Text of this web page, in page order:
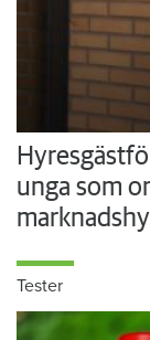
unga som
Tester